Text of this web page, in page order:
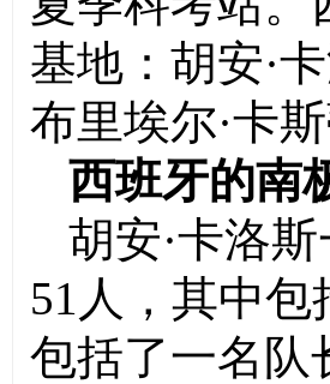
基地：胡安·
布里埃尔·卡
西班牙的南
胡安·卡洛
51人，其中
包括了一名队